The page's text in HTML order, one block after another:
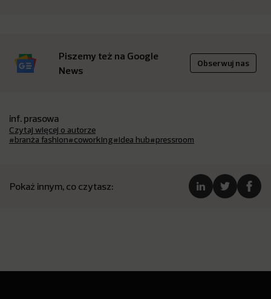
Piszemy też na Google
News
Obserwuj nas
inf. prasowa
Czytaj więcej o autorze
#branża fashion#coworking#idea hub#pressroom
Pokaż innym, co czytasz: